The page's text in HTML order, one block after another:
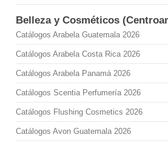
Belleza y Cosméticos
Catálogos Arabela Guatemala 2026
Catálogos Arabela Costa Rica 2026
Catálogos Arabela Panamá 2026
Catálogos Scentia Perfumería 2026
Catálogos Flushing Cosmetics 2026
Catálogos Avon Guatemala 2026